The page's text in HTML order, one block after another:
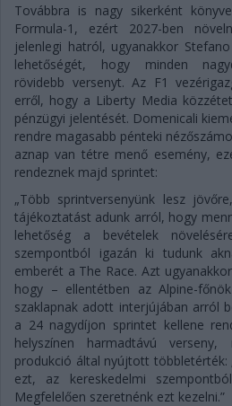
Továbbra is nagy sikerként
Formula-1, ezért 2027-ben
jelenlegi hatról, ugyanakkor
lehetőségét, hogy minden
rövidebb versenyt. Az F1
erről, hogy a Liberty Media
pénzügyi jelentését. Domenicali
rendre magasabb pénteki
aznap van tétre menő esemény,
rendeznek majd sprintet:
„Több sprintversenyünk lesz
tájékoztatást adunk arról, hogy
lehetőség a bevételek
szempontból igazán ki tudunk
emberét a The Race. Azt
hogy – ellentétben az Alpine-
szaklapnak adott interjújában arról
a 24 nagydíjon sprintet kellene
helyszínen harmadtávú
produkció által nyújtott többletérték:
ezt, az kereskedelmi
Megfelelően szeretnénk ezt kezelni.”